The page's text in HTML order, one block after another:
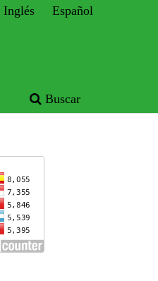
Buscar
Inglés Español